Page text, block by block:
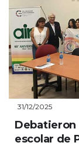
31/12/2025
escolar de